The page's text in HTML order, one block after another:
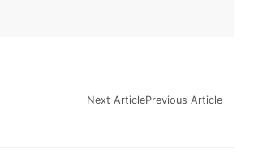
Previous Article
Next Article